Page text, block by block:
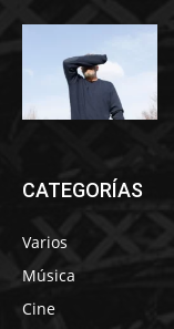
CATEGORÍAS
Varios
Música
Cine